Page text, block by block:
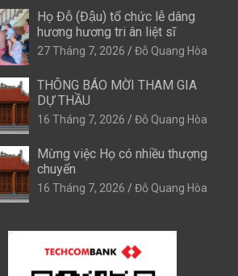
Họ Đỗ (Đậu) tổ chức lễ dâng
hương hương tri ân liệt sĩ
27 Tháng 7, 2026 Đỗ Quang Hòa
THÔNG BÁO MỜI THAM GIA
DỰ THẦU
16 Tháng 7, 2026 Đỗ Quang Hòa
Mừng việc Họ có nhiều thượng
chuyển
16 Tháng 7, 2026 Đỗ Quang Hòa